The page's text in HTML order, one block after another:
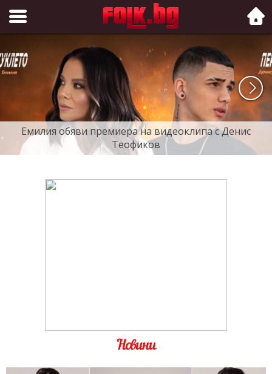
Folk.bg
Емилия обяви премиера на видеоклипа с Денис
Теофиков
Новини